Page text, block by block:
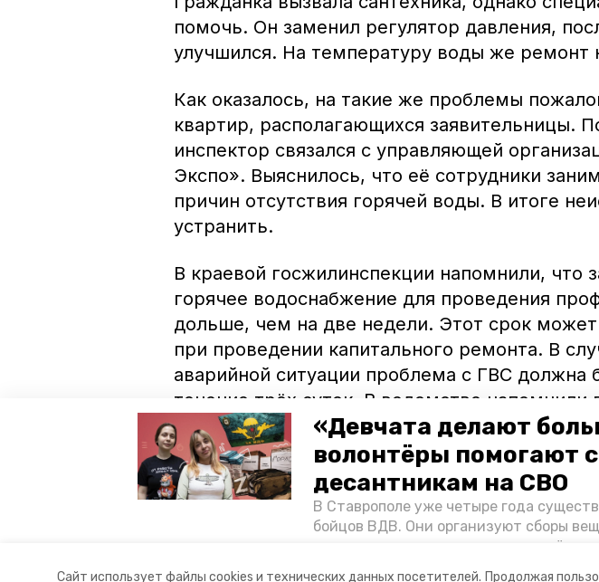
Сайт использует файлы cookies и технических данных посетителей. Продолжая
«Девчата делают
волонтёры помогают
десантникам на СВО
В Ставрополе уже четыре года
бойцов ВДВ. Они организуют сборы
спецоперации и лично отвозят всё
помочь. Он заменил регулятор давления,
улучшился. На температуру воды же ремонт
Как оказалось, на такие же проблемы
квартир, располагающихся заявительницы.
инспектор связался с управляющей
Экспо». Выяснилось, что её сотрудники
причин отсутствия горячей воды. В итоге
устранить.
В краевой госжилинспекции напомнили, что
горячее водоснабжение для проведения
дольше, чем на две недели. Этот срок
при проведении капитального ремонта. В
аварийной ситуации проблема с ГВС должна
течение трёх суток. В ведомстве напомнили
эти сроки вышли, а воды все еще нет, то
управляющую компанию с претензией. Если
последует, нужно сообщить в
Фото: управление СК - государственная жилищная инспекция